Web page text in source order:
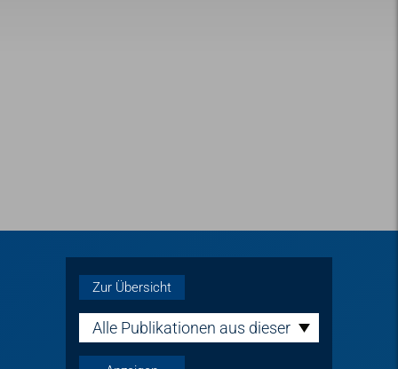
Zur Übersicht
Alle Publikationen aus dieser